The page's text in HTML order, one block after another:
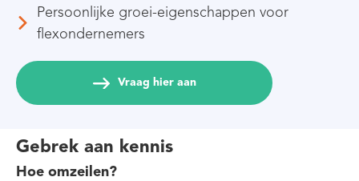
Persoonlijke groei-eigenschappen voor
flexondernemers
Vraag hier aan
Gebrek aan kennis
Hoe omzeilen?